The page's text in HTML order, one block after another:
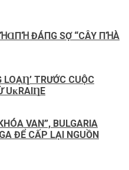
ĐÁПG SỢ “CÂY ПꞪÀ
ТRƯỚC CUỘC
UᴋRAIȠE
VAN”, BULGARIA
ĐỂ CẤP LẠI NGUỒN